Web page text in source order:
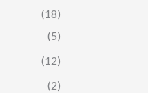
(18)
(5)
(12)
(2)